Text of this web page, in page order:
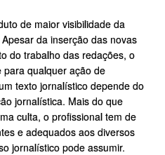
de maior visibilidade da
da inserção das novas
do trabalho das redações, o
qualquer ação de
texto jornalístico depende do
jornalística. Mais do que
culta, o profissional tem de
e adequados aos diversos
jornalístico pode assumir.